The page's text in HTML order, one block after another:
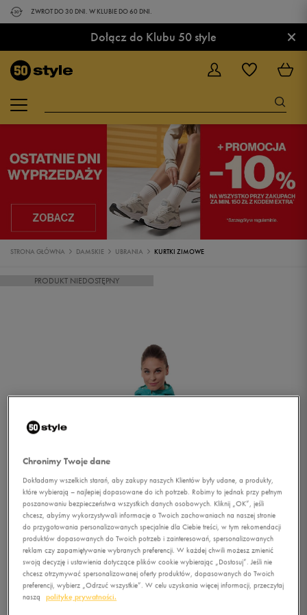
ZWROT DO 30 DNI. W KLUBIE DO 60 DNI.
Dołącz do Klubu 50 style ×
STRONA GŁÓWNA DAMSKIE UBRANIA KURTKI ZIMOWE
PRODUKT NIEDOSTĘPNY
Chronimy Twoje dane
Dokładamy wszelkich starań, aby zakupy naszych Klientów były udane, a produkty,
które wybierają – najlepiej dopasowane do ich potrzeb. Robimy to jednak przy pełnym
poszanowaniu bezpieczeństwa wszystkich danych osobowych. Kliknij „OK”, jeśli
chcesz, abyśmy wykorzystywali informacje o Twoich zachowaniach na naszej stronie
do przygotowania personalizowanych specjalnie dla Ciebie treści, w tym rekomendacji
produktów dopasowanych do Twoich potrzeb i zainteresowań, spersonalizowanych
reklam czy zapamiętywanie wybranych preferencji. W każdej chwili możesz zmienić
swoją decyzję i ustawienia dotyczące plików cookie wybierając „Dostosuj”. Jeśli nie
chcesz otrzymywać spersonalizowanej oferty produktów, dopasowanych do Twoich
preferencji, wybierz „Odrzuć wszystkie”. W celu uzyskania więcej informacji, przeczytaj
naszą
politykę prywatności.